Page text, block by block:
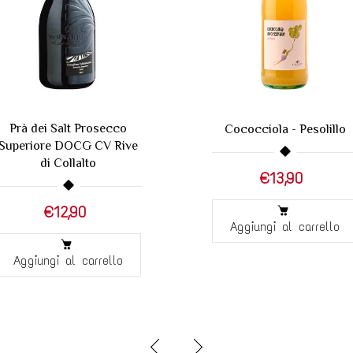
Cococciola - Pesolillo
VINO
DRY JACUR
Aggiungi al